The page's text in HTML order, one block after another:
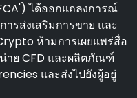
ได้ออกแถลงการณ์
รส่งเสริมการขาย และ
ห้ามการเผยแพร่สื่อ
าย CFD และผลิตภัณฑ์
และส่งไปยังผู้อยู่